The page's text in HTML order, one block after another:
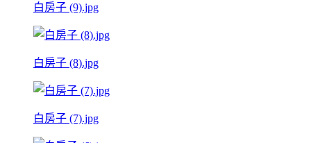
白房子 (9).jpg
白房子 (8).jpg
白房子 (7).jpg